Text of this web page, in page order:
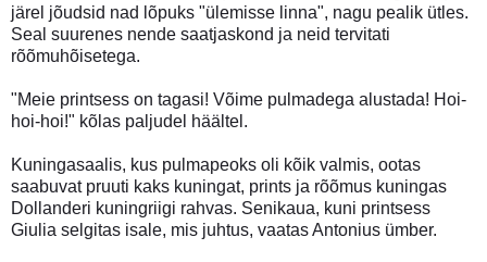
järel jõudsid nad lõpuks "ülemisse linna", nagu pealik ütles.
Seal suurenes nende saatjaskond ja neid tervitati
rõõmuhõisetega.
"Meie printsess on tagasi! Võime pulmadega alustada! Hoi-
hoi-hoi!" kõlas paljudel häältel.
Kuningasaalis, kus pulmapeoks oli kõik valmis, ootas
saabuvat pruuti kaks kuningat, prints ja rõõmus kuningas
Dollanderi kuningriigi rahvas. Senikaua, kuni printsess
Giulia selgitas isale, mis juhtus, vaatas Antonius ümber.